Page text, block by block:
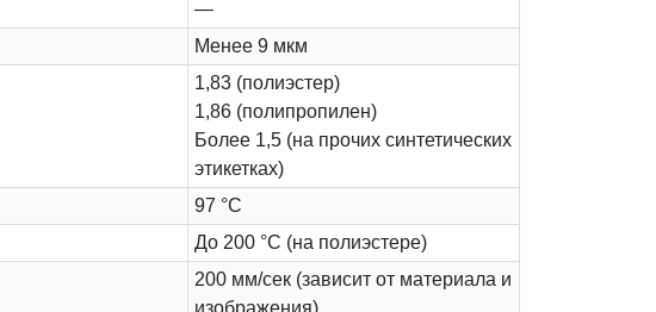
—
Менее 9 мкм
1,83 (полиэстер)
1,86 (полипропилен)
Более 1,5 (на прочих синтетических
этикетках)
97 °C
До 200 °C (на полиэстере)
200 мм/сек (зависит от материала и